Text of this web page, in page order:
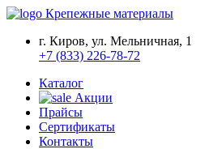
Крепежные материалы
г. Киров, ул. Мельничная, 1
+7 (833) 226-78-72
Каталог
Акции
Прайсы
Сертификаты
Контакты